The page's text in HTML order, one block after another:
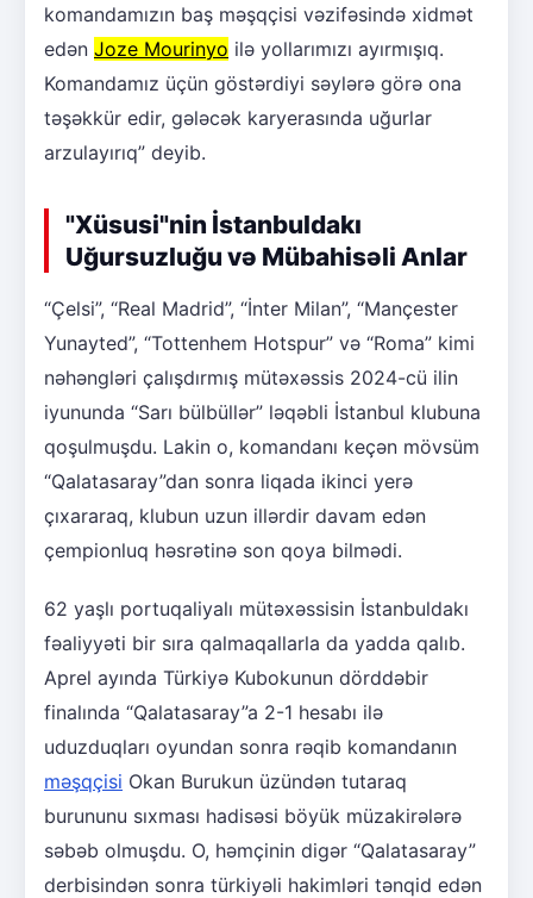
komandamızın baş məşqçisi vəzifəsində xidmət
edən Joze Mourinyo ilə yollarımızı ayırmışıq.
Komandamız üçün göstərdiyi səylərə görə ona
təşəkkür edir, gələcək karyerasında uğurlar
arzulayırıq” deyib.
"Xüsusi"nin İstanbuldakı
Uğursuzluğu və Mübahisəli Anlar
“Çelsi”, “Real Madrid”, “İnter Milan”, “Mançester
Yunayted”, “Tottenhem Hotspur” və “Roma” kimi
nəhəngləri çalışdırmış mütəxəssis 2024-cü ilin
iyununda “Sarı bülbüllər” ləqəbli İstanbul klubuna
qoşulmuşdu. Lakin o, komandanı keçən mövsüm
“Qalatasaray”dan sonra liqada ikinci yerə
çıxararaq, klubun uzun illərdir davam edən
çempionluq həsrətinə son qoya bilmədi.
62 yaşlı portuqaliyalı mütəxəssisin İstanbuldakı
fəaliyyəti bir sıra qalmaqallarla da yadda qalıb.
Aprel ayında Türkiyə Kubokunun dörddəbir
finalında “Qalatasaray”a 2-1 hesabı ilə
uduzduqları oyundan sonra rəqib komandanın
məşqçisi Okan Burukun üzündən tutaraq
burununu sıxması hadisəsi böyük müzakirələrə
səbəb olmuşdu. O, həmçinin digər “Qalatasaray”
derbisindən sonra türkiyəli hakimləri tənqid edən